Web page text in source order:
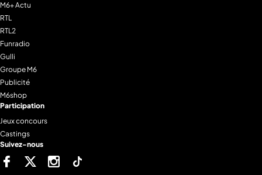
M6+ Actu
RTL
RTL2
Funradio
Gulli
Groupe M6
Publicité
M6shop
Participation
Jeux concours
Castings
Suivez-nous
FacebookTwitter Instagram